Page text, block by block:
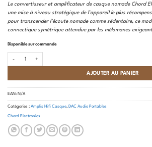
Le convertisseur et amplificateur de casque nomade Chord
une mise à niveau stratégique de l’appareil le plus
pour transcender l’écoute nomade comme sédentaire, ce
connectique symétrique attendue par les mélomanes
Disponible sur commande
AJOUTER AU PANIER
EAN: N/A
Catégories : Amplis Hifi Casque, DAC Audio Portables
Chord Electronics